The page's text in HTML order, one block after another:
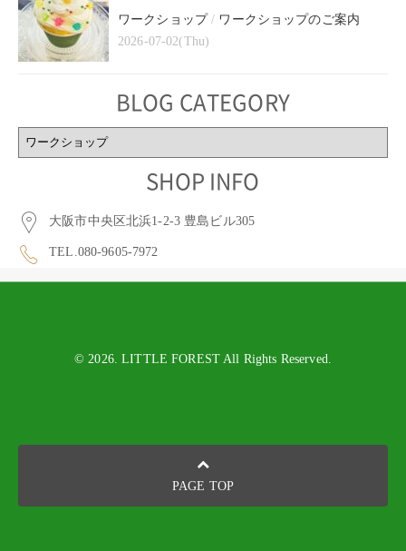
ワークショップ/ ワークショップのご案内
2026-07-02(Thu)
BLOG CATEGORY
BLOG
CATEGORY
SHOP INFO
大阪市中央区北浜1-2-3 豊島ビル305
TEL.080-9605-7972
© 2026. LITTLE FOREST All Rights Reserved.
PAGE TOP